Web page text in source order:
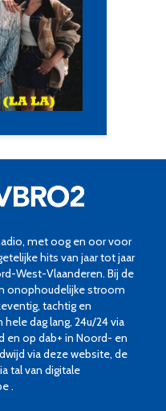
met oog en oor voor
hits van jaar tot jaar
West-Vlaanderen. Bij de
onophoudelijke stroom
tachtig en
dag lang, 24u/24 via
en op dab+ in Noord- en
via deze website, de
tal van digitale
.